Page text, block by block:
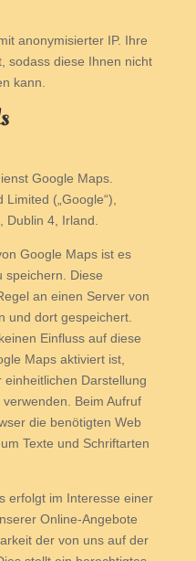
anonymisierter IP. Ihre
sodass diese Ihnen nicht
kann.
Google Maps.
(„Google“),
Dublin 4, Irland.
Google Maps ist es
speichern. Diese
an einen Server von
und dort gespeichert.
Einfluss auf diese
Maps aktiviert ist,
Darstellung
Beim Aufruf
die benötigten Web
Texte und Schriftarten
erfolgt im Interesse einer
Online-Angebote
der von uns auf der